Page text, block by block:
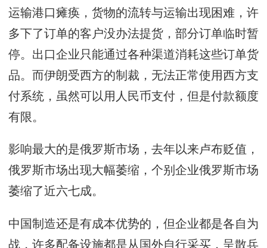
运输港口瘫痪，货物的流转与运输出现困难，许
多下了订单的客户没办法提货，部分订单临时暂
停。出口企业只能通过各种渠道消耗这些订单货
品。而伊朗受西方的制裁，无法正常使用西方支
付系统，虽然可以用人民币支付，但是付款额度
有限。
影响最大的是俄罗斯市场，去年以来卢布贬值，
俄罗斯市场出现大幅萎缩，个别企业俄罗斯市场
萎缩了近六七成。
中国制造还是有成本优势的，但企业都是各自为
战，许多配备设施都是从国外自行采买，呈散兵